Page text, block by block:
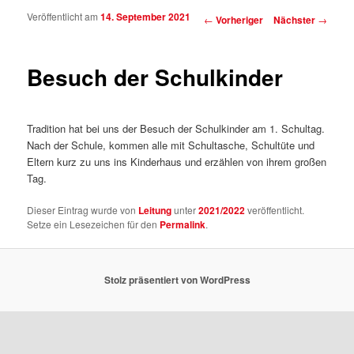
Beitragsnavigation
← Vorheriger Nächster →
Besuch der Schulkinder
Veröffentlicht am14. September 2021
Tradition hat bei uns der Besuch der Schulkinder am 1. Schultag.
Nach der Schule, kommen alle mit Schultasche, Schultüte und
Eltern kurz zu uns ins Kinderhaus und erzählen von ihrem großen
Tag.
Dieser Eintrag wurde von Leitungunter2021/2022veröffentlicht.
Setze ein Lesezeichen für den Permalink.
Stolz präsentiert von WordPress